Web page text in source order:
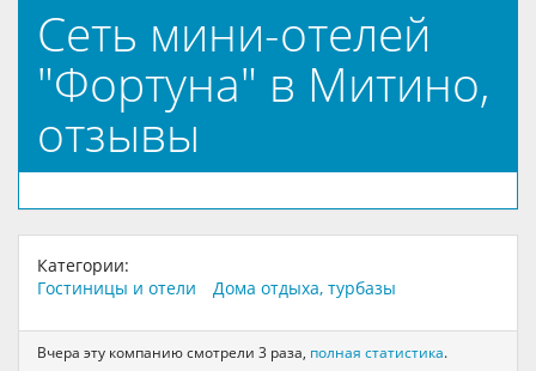
Сеть мини-отелей
"Фортуна" в Митино,
отзывы
Категории:
Гостиницы и отели
Дома отдыха, турбазы
Вчера эту компанию смотрели 3 раза, полная статистика.